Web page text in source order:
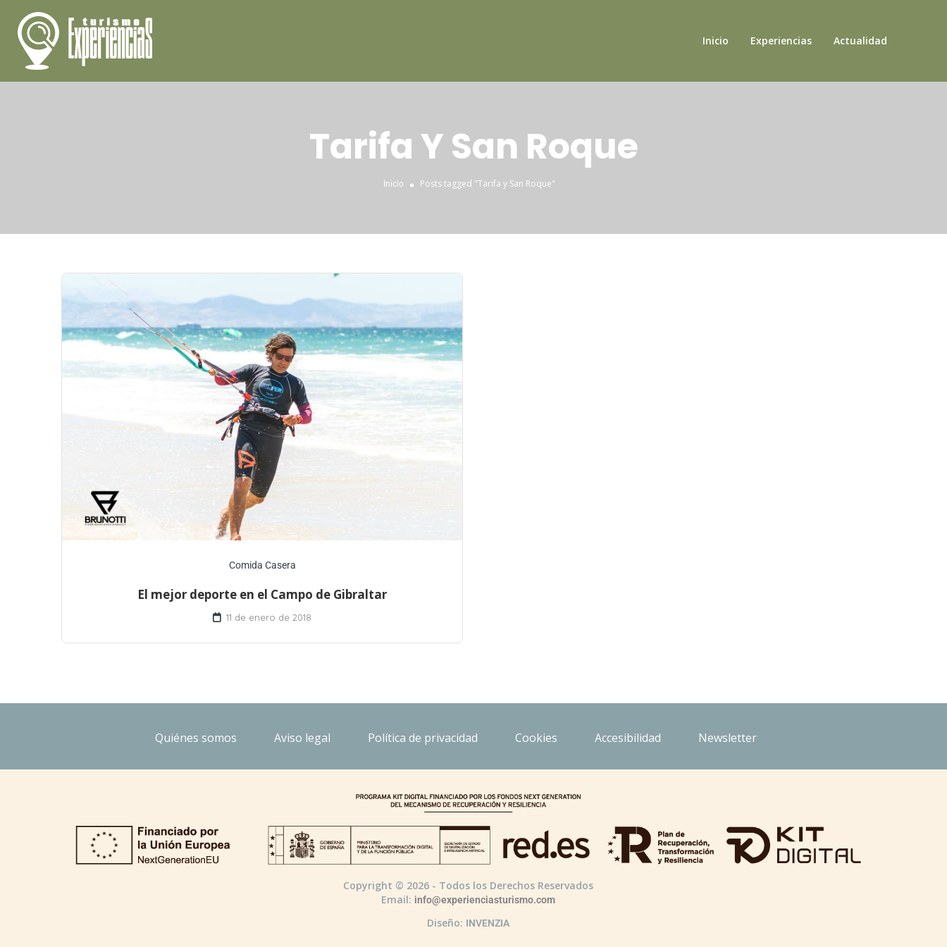
Inicio Experiencias Actualidad
Tarifa Y San Roque
Inicio Posts tagged "Tarifa y San Roque"
Comida Casera
El mejor deporte en el Campo de Gibraltar
11 de enero de 2018
Quiénes somos Aviso legal Política de privacidad Cookies Accesibilidad Newsletter
Copyright © 2026 - Todos los Derechos Reservados
Email: info@experienciasturismo.com
Diseño: INVENZIA